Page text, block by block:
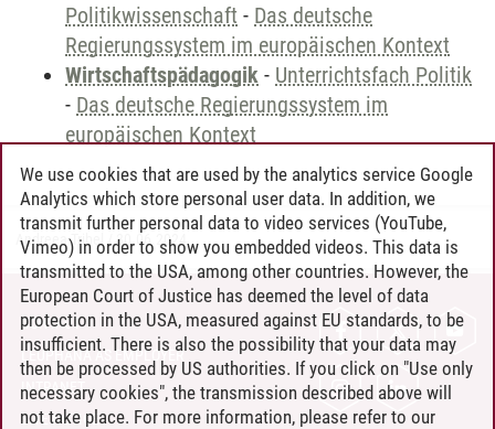
Politikwissenschaft - Das deutsche
Regierungssystem im europäischen Kontext
Wirtschaftspädagogik - Unterrichtsfach Politik
- Das deutsche Regierungssystem im
europäischen Kontext
Andreea Tribel 30.06.2024
CONTACT
LEUPHANA AS EMPLOYER
INTRANET
SITE NOTICE
We use cookies that are used by the analytics service Google
Analytics which store personal user data. In addition, we
transmit further personal data to video services (YouTube,
Vimeo) in order to show you embedded videos. This data is
transmitted to the USA, among other countries. However, the
European Court of Justice has deemed the level of data
protection in the USA, measured against EU standards, to be
insufficient. There is also the possibility that your data may
then be processed by US authorities. If you click on "Use only
necessary cookies", the transmission described above will
not take place. For more information, please refer to our